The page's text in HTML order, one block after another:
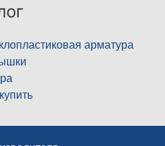
арматура